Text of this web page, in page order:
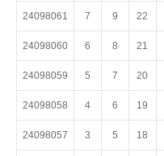
24098061 7 9 22
24098060 6 8 21
24098059 5 7 20
24098058 4 6 19
24098057 3 5 18